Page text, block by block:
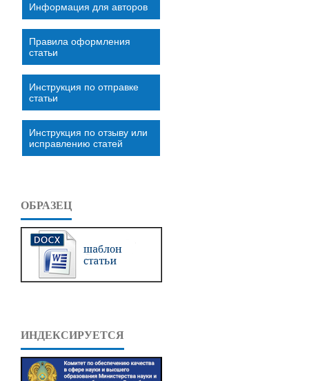
Информация для авторов
Правила оформления
статьи
Инструкция по отправке
статьи
Инструкция по отзыву или
исправлению статей
ОБРАЗЕЦ
ИНДЕКСИРУЕТСЯ